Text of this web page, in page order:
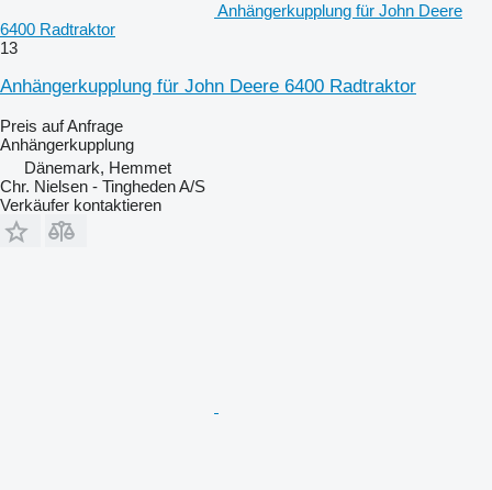
Anhängerkupplung für John Deere
6400 Radtraktor
13
Anhängerkupplung für John Deere 6400 Radtraktor
Preis auf Anfrage
Anhängerkupplung
Dänemark, Hemmet
Chr. Nielsen - Tingheden A/S
Verkäufer kontaktieren